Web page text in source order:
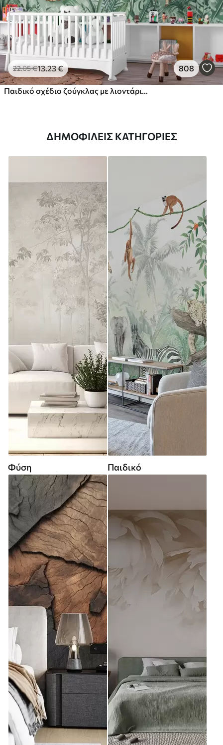
22.05€13.23€ 808
ΔΗΜΟΦΙΛΕΊΣ ΚΑΤΗΓΟΡΊΕΣ
Φύση Παιδικό